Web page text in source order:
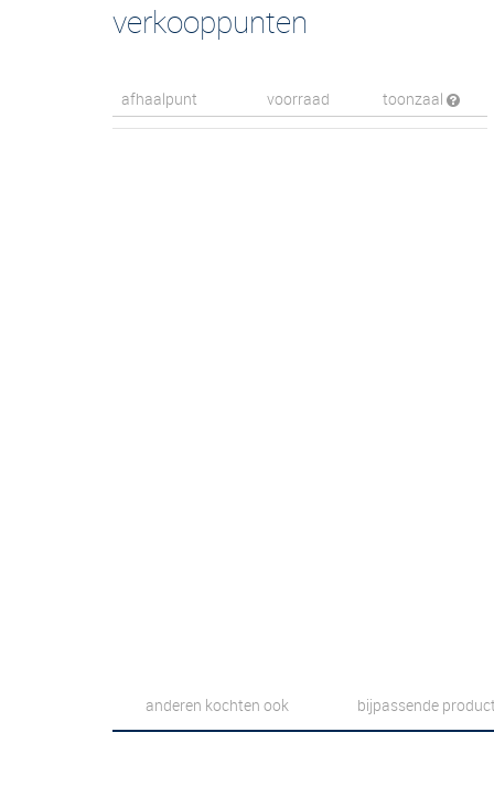
verkooppunten
afhaalpunt voorraad toonzaal
anderen kochten ook bijpassende